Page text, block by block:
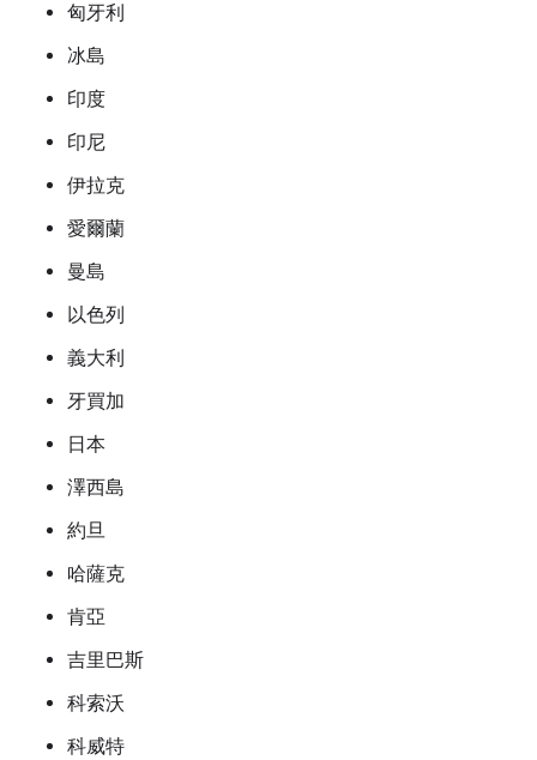
匈牙利
冰島
印度
印尼
伊拉克
愛爾蘭
曼島
以色列
義大利
牙買加
日本
澤西島
約旦
哈薩克
肯亞
吉里巴斯
科索沃
科威特